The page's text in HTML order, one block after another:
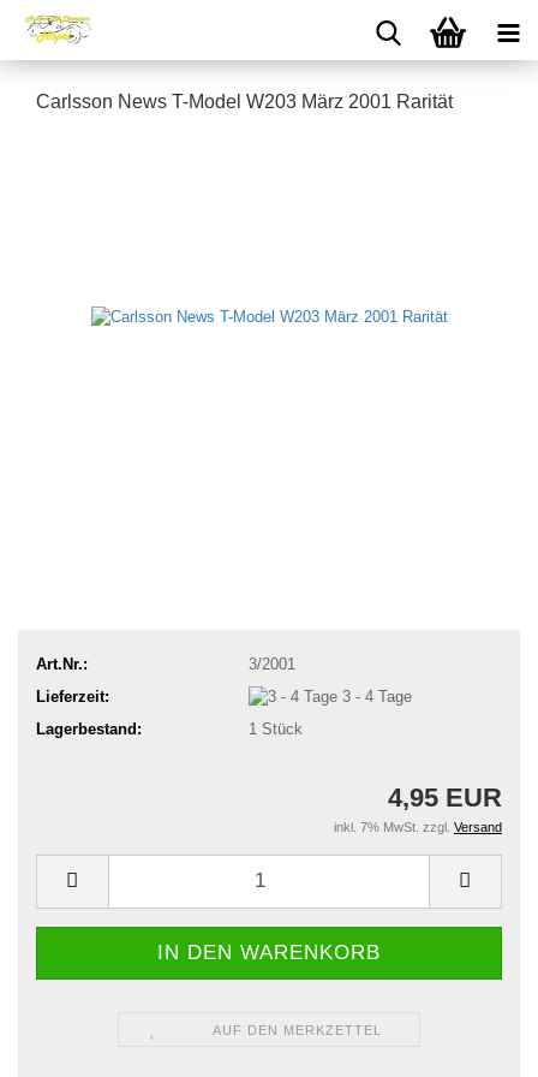
Carlsson News T-Model W203 März 2001 Rarität
Art.Nr.:
3/2001
Lieferzeit:
3 - 4 Tage
Lagerbestand:
1 Stück
4,95 EUR
inkl. 7% MwSt. zzgl. Versand
AUF DEN MERKZETTEL